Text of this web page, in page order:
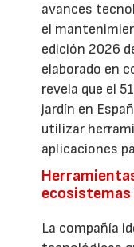
avances
el
edición 2026
elaborado en
revela que el
jardín en
utilizar
aplicaciones
La compañía